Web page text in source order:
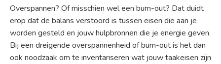
Overspannen? Of misschien wel een burn-out? Dat duidt
erop dat de balans verstoord is tussen eisen die aan je
worden gesteld en jouw hulpbronnen die je energie geven.
Bij een dreigende overspannenheid of burn-out is het dan
ook noodzaak om te inventariseren wat jouw taakeisen zijn